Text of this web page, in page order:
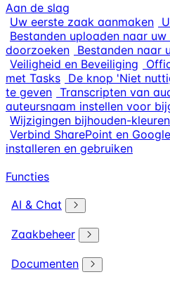
Aan de slag
Uw eerste zaak aanmaken
Bestanden uploaden naar
doorzoeken Bestanden naar
Veiligheid en Beveiliging
met Tasks De knop 'Niet
te geven Transcripten van
auteursnaam instellen voor
Wijzigingen bijhouden-
Verbind SharePoint en
installeren en gebruiken
Functies
AI & Chat
Zaakbeheer
Documenten